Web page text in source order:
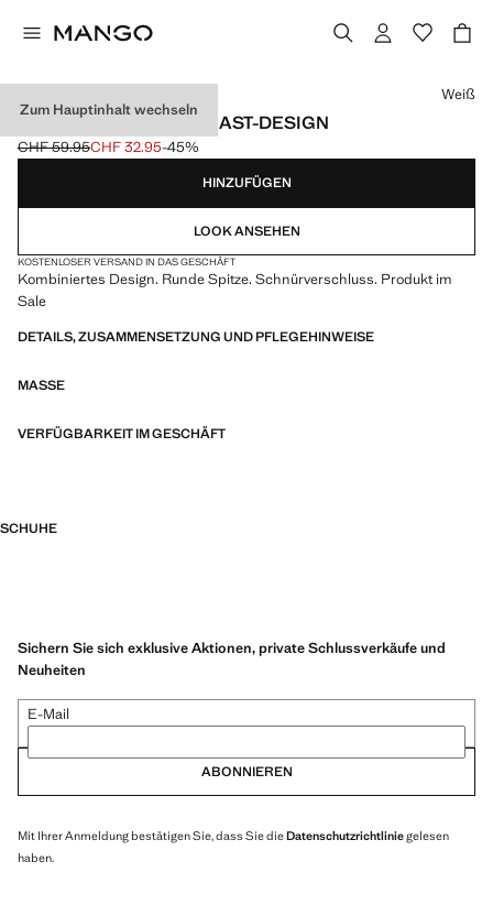
Zum Hauptinhalt wechseln
SNEAKERS MIT KONTRAST-DESIGN
Ausgangspreis durchgestrichen [CHF 59.95 ]
CHF 59.95
Aktueller Preis [CHF 32.95 ]
CHF 32.95-45%
Wählen Sie eine Farbe
Weiß
HINZUFÜGEN
LOOK ANSEHEN
KOSTENLOSER VERSAND IN DAS GESCHÄFT
Kombiniertes Design. Runde Spitze. Schnürverschluss. Produkt im
Sale
DETAILS, ZUSAMMENSETZUNG UND PFLEGEHINWEISE
MASSE
VERFÜGBARKEIT IM GESCHÄFT
SCHUHE
Sichern Sie sich exklusive Aktionen, private Schlussverkäufe und
Neuheiten
E-Mail
ABONNIEREN
Mit Ihrer Anmeldung bestätigen Sie, dass Sie dieDatenschutzrichtliniegelesen
haben.